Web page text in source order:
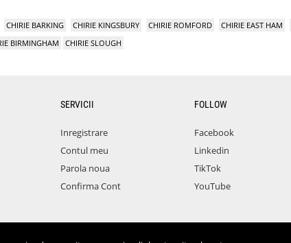
CHIRIE BARKING CHIRIE KINGSBURY CHIRIE ROMFORD CHIRIE EAST HAM
BIRMINGHAM CHIRIE SLOUGH
SERVICII
Inregistrare
Contul meu
Parola noua
Confirma Cont
FOLLOW
Facebook
Linkedin
TikTok
YouTube